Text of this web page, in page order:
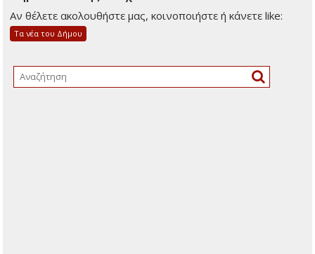
Αν θέλετε ακολουθήστε μας, κοινοποιήστε ή κάνετε like:
Τα νέα του Δήμου